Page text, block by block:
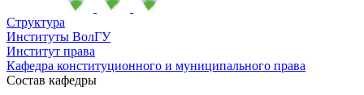
Структура
Институты ВолГУ
Институт права
Кафедра конституционного и муниципального права
Состав кафедры